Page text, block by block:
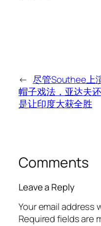
← 尽管Southee上
帽子戏法，亚达夫还
是让印度大获全胜
Comments
Leave a Reply
Your email address
Required fields are